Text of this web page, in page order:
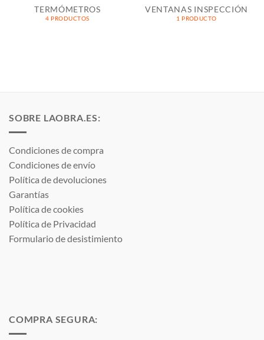
TERMÓMETROS
4 PRODUCTOS
VENTANAS INSPECCIÓN
1 PRODUCTO
SOBRE LAOBRA.ES:
Condiciones de compra
Condiciones de envío
Política de devoluciones
Garantías
Política de cookies
Política de Privacidad
Formulario de desistimiento
COMPRA SEGURA: